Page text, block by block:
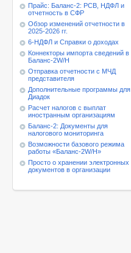
Прайс: Баланс-2: РСВ, НДФЛ и
отчетность в СФР
Обзор изменений отчетности в
2025-2026 гг.
6-НДФЛ и Справки о доходах
Коннекторы импорта сведений в
Баланс-2W/Н
Отправка отчетности с МЧД
представителя
Дополнительные программы для
Диадок
Расчет налогов с выплат
иностранным организациям
Баланс-2: Документы для
налогового мониторинга
Возможности базового режима
работы «Баланс-2W/Н»
Просто о хранении электронных
документов в организации